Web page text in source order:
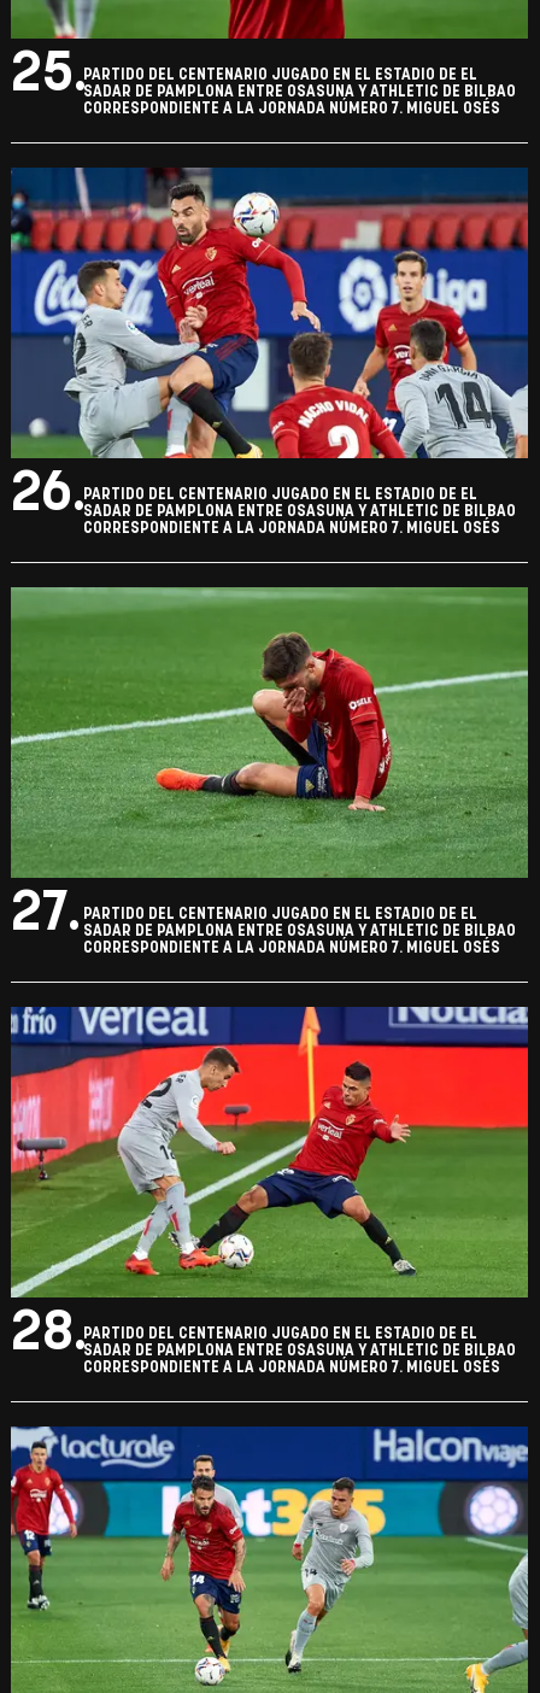
25.PARTIDO DEL CENTENARIO JUGADO EN EL ESTADIO DE EL
SADAR DE PAMPLONA ENTRE OSASUNA Y ATHLETIC DE BILBAO
CORRESPONDIENTE A LA JORNADA NÚMERO 7. MIGUEL OSÉS
26.PARTIDO DEL CENTENARIO JUGADO EN EL ESTADIO DE EL
SADAR DE PAMPLONA ENTRE OSASUNA Y ATHLETIC DE BILBAO
CORRESPONDIENTE A LA JORNADA NÚMERO 7. MIGUEL OSÉS
27. PARTIDO DEL CENTENARIO JUGADO EN EL ESTADIO DE EL
SADAR DE PAMPLONA ENTRE OSASUNA Y ATHLETIC DE BILBAO
CORRESPONDIENTE A LA JORNADA NÚMERO 7. MIGUEL OSÉS
28.PARTIDO DEL CENTENARIO JUGADO EN EL ESTADIO DE EL
SADAR DE PAMPLONA ENTRE OSASUNA Y ATHLETIC DE BILBAO
CORRESPONDIENTE A LA JORNADA NÚMERO 7. MIGUEL OSÉS